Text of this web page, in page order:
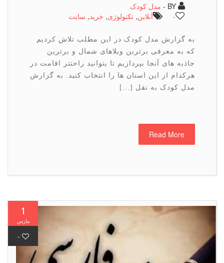
مدل کودک
آنلاین ,تكنولوژی,خرید,سایت
به گزارش مدل کودک در این مطلب تلاش کردیم
که به معرفی برترین ویلاهای شمال و برترین
جاذبه های آنجا بپردازیم تا بتوانید راحتتر اقامت در
هرکدام از این استان ها را انتخاب کنید. به گزارش
مدل کودک به نقل […]
Read More
1